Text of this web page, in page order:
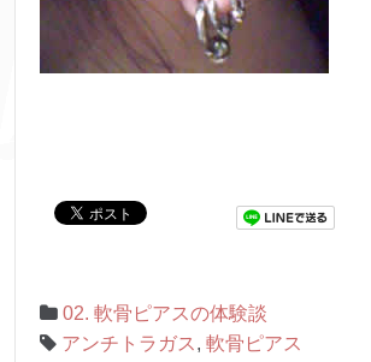
02. 軟骨ピアスの体験談
アンチトラガス , 軟骨ピアス